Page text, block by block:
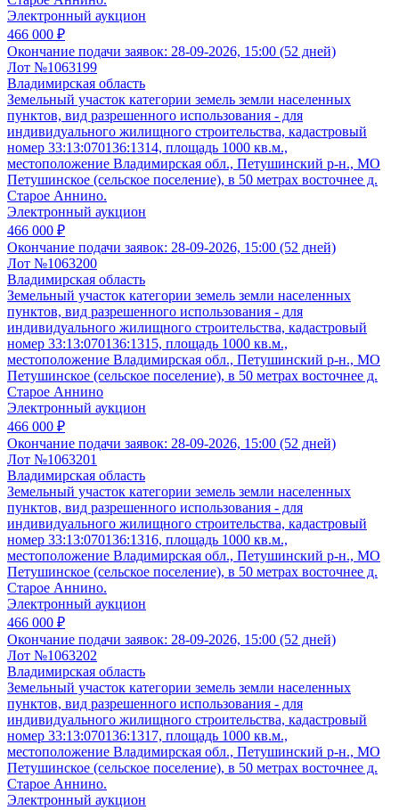
Электронный аукцион
466 000 ₽
Окончание подачи заявок: 28-09-2026, 15:00 (52 дней)
Лот №1063199
Владимирская область
Земельный участок категории земель земли населенных
пунктов, вид разрешенного использования - для
индивидуального жилищного строительства, кадастровый
номер 33:13:070136:1314, площадь 1000 кв.м.,
местоположение Владимирская обл., Петушинский р-н., МО
Петушинское (сельское поселение), в 50 метрах восточнее д.
Старое Аннино.
Электронный аукцион
466 000 ₽
Окончание подачи заявок: 28-09-2026, 15:00 (52 дней)
Лот №1063200
Владимирская область
Земельный участок категории земель земли населенных
пунктов, вид разрешенного использования - для
индивидуального жилищного строительства, кадастровый
номер 33:13:070136:1315, площадь 1000 кв.м.,
местоположение Владимирская обл., Петушинский р-н., МО
Петушинское (сельское поселение), в 50 метрах восточнее д.
Старое Аннино
Электронный аукцион
466 000 ₽
Окончание подачи заявок: 28-09-2026, 15:00 (52 дней)
Лот №1063201
Владимирская область
Земельный участок категории земель земли населенных
пунктов, вид разрешенного использования - для
индивидуального жилищного строительства, кадастровый
номер 33:13:070136:1316, площадь 1000 кв.м.,
местоположение Владимирская обл., Петушинский р-н., МО
Петушинское (сельское поселение), в 50 метрах восточнее д.
Старое Аннино.
Электронный аукцион
466 000 ₽
Окончание подачи заявок: 28-09-2026, 15:00 (52 дней)
Лот №1063202
Владимирская область
Земельный участок категории земель земли населенных
пунктов, вид разрешенного использования - для
индивидуального жилищного строительства, кадастровый
номер 33:13:070136:1317, площадь 1000 кв.м.,
местоположение Владимирская обл., Петушинский р-н., МО
Петушинское (сельское поселение), в 50 метрах восточнее д.
Старое Аннино.
Электронный аукцион